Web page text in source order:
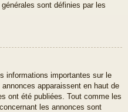
sont définies par les
informations importantes sur le
apparaissent en haut de
ont été publiées. Tout comme les
les annonces sont